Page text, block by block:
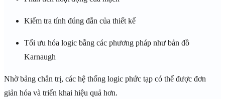
Kiểm tra tính đúng đắn của thiết kế
Tối ưu hóa logic bằng các phương pháp như bản đồ
Karnaugh
Nhờ bảng chân trị, các hệ thống logic phức tạp có thể được đơn
giản hóa và triển khai hiệu quả hơn.